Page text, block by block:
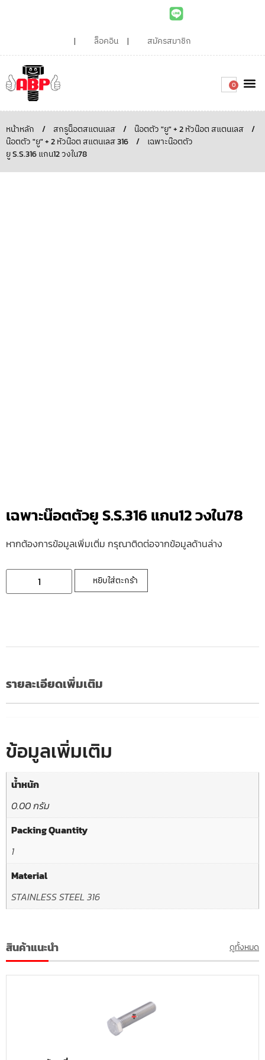
ล็อคอิน สมัครสมาชิก
0
หน้าหลัก / สกรูน็อตสแตนเลส / น๊อตตัว "ยู" + 2 หัวน๊อต สแตนเลส
/
น๊อตตัว "ยู" + 2 หัวน๊อต สแตนเลส 316
/
เฉพาะน๊อตตัว
ยู S.S.316 แกน12 วงใน78
เฉพาะน๊อตตัวยู S.S.316 แกน12 วงใน78
หากต้องการข้อมูลเพิ่มเติ่ม กรุณาติดต่อจากข้อมูลด้านล่าง
หยิบใส่ตะกร้า
รายละเอียดเพิ่มเติม
ข้อมูลเพิ่มเติม
น้ำหนัก
0.00 กรัม
Packing Quantity
1
Material
STAINLESS STEEL 316
สินค้าแนะนำ ดูทั้งหมด